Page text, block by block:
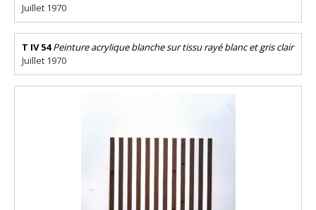
Juillet 1970
T IV 54 Peinture acrylique blanche sur tissu rayé blanc et gris clair
Juillet 1970